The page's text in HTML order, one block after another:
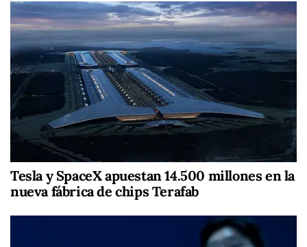
Tesla y SpaceX apuestan 14.500 millones en la
nueva fábrica de chips Terafab